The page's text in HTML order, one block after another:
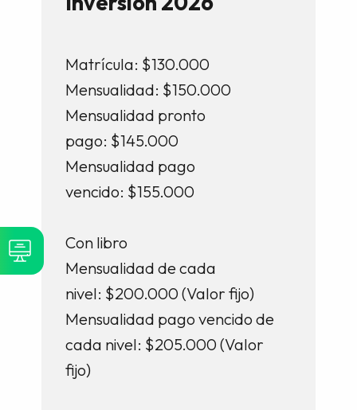
Matrícula: $130.000
Mensualidad: $150.000
Mensualidad pronto
pago: $145.000
Mensualidad pago
vencido: $155.000
Con libro
Mensualidad de cada
nivel: $200.000 (Valor fijo)
Mensualidad pago vencido de
cada nivel: $205.000 (Valor
fijo)